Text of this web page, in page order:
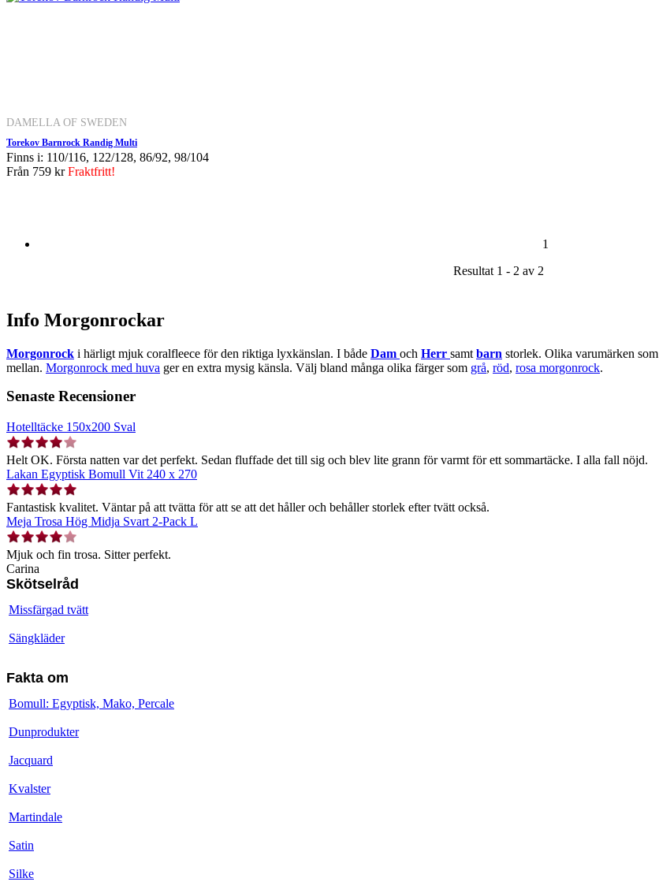
DAMELLA OF SWEDEN
Torekov Barnrock Randig Multi
Finns i: 110/116, 122/128, 86/92, 98/104
Från 759 krFraktfritt!
1
Resultat 1 - 2 av 2
Info Morgonrockar
Morgonrock i härligt mjuk coralfleece för den riktiga lyxkänslan. I både Dam och Herr samt barn storlek. Olika varumärken som
mellan. Morgonrock med huva ger en extra mysig känsla. Välj bland många olika färger som grå, röd, rosa morgonrock.
Senaste Recensioner
Hotelltäcke 150x200 Sval
Helt OK. Första natten var det perfekt. Sedan fluffade det till sig och blev lite grann för varmt för ett sommartäcke. I alla fall nöjd.
Lakan Egyptisk Bomull Vit 240 x 270
Fantastisk kvalitet. Väntar på att tvätta för att se att det håller och behåller storlek efter tvätt också.
Meja Trosa Hög Midja Svart 2-Pack L
Mjuk och fin trosa. Sitter perfekt.
Carina
Skötselråd
Missfärgad tvätt
Sängkläder
Fakta om
Bomull: Egyptisk, Mako, Percale
Dunprodukter
Jacquard
Kvalster
Martindale
Satin
Silke